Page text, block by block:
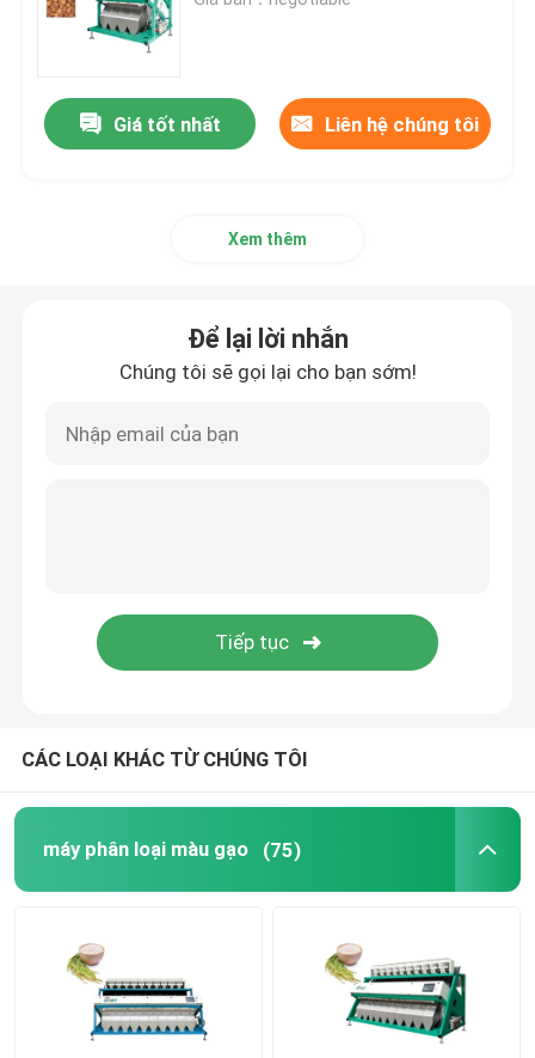
máy tách màu hạt điều
Spice Color Sorter
máy phân loại màu mè
Bộ tách màu trà
Máy phân loại màu đai
Máy phân loại vật liệu
Máy phân loại màu ngô
Giá tốt nhất Liên hệ chúng tôi
Xem thêm
Để lại lời nhắn
Chúng tôi sẽ gọi lại cho bạn sớm!
CÁC LOẠI KHÁC TỪ CHÚNG TÔI
máy phân loại màu gạo (75)